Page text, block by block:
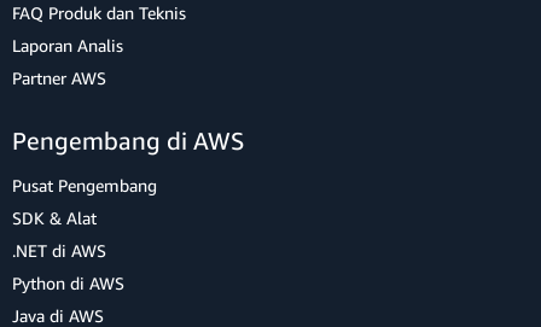
FAQ Produk dan Teknis
Laporan Analis
Partner AWS
Pengembang di AWS
Pusat Pengembang
SDK & Alat
.NET di AWS
Python di AWS
Java di AWS